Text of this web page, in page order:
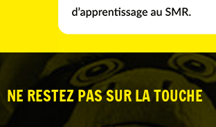
NE RESTEZ PAS SUR LA TOUCHE